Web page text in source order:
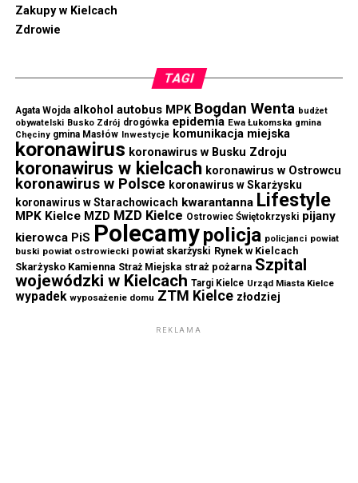
Zakupy w Kielcach
Zdrowie
TAGI
Agata Wojda alkohol autobus MPK Bogdan Wenta budżet
obywatelski Busko Zdrój drogówka epidemia Ewa Łukomska gmina
Chęciny gmina Masłów Inwestycje komunikacja miejska
koronawirus koronawirus w Busku Zdroju
koronawirus w kielcach koronawirus w Ostrowcu
koronawirus w Polsce koronawirus w Skarżysku
koronawirus w Starachowicach kwarantanna Lifestyle
MPK Kielce MZD MZD Kielce Ostrowiec Świętokrzyski pijany
kierowca PiS Polecamypolicja policjanci powiat
buski powiat ostrowiecki powiat skarżyski Rynek w Kielcach
Skarżysko Kamienna Straż Miejska straż pożarna Szpital
wojewódzki w Kielcach Targi Kielce Urząd Miasta Kielce
wypadek wyposażenie domu ZTM Kielce złodziej
REKLAMA